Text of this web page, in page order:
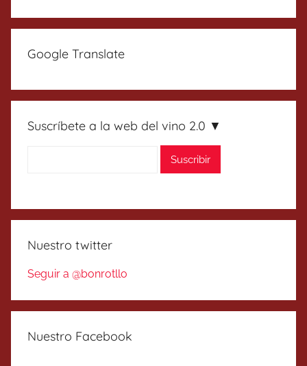
Google Translate
Suscríbete a la web del vino 2.0 ▼
Nuestro twitter
Seguir a @bonrotllo
Nuestro Facebook